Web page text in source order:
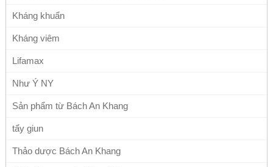
Kháng khuẩn
Kháng viêm
Lifamax
Như Ý NY
Sản phẩm từ Bách An Khang
tẩy giun
Thảo dược Bách An Khang